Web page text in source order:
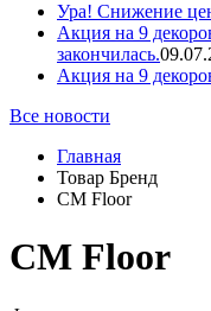
Ура! Снижение
Акция на 9
закончилась.
Акция на 9
Все новости
Главная
Товар Бренд
CM Floor
CM Floor